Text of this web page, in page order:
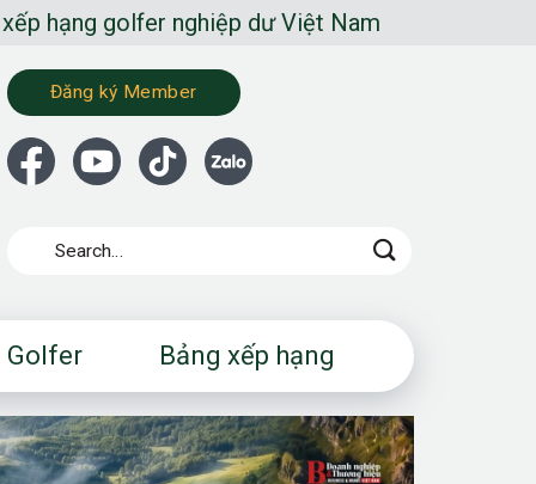
nghiệp dư Việt Nam
Đăng ký Member
Golfer Bảng xếp hạng